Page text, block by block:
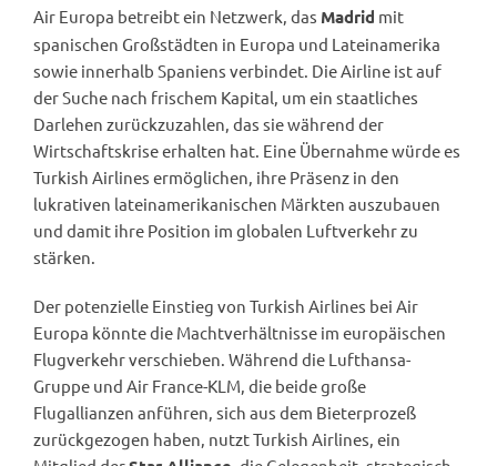
Air Europa betreibt ein Netzwerk, das Madrid mit
spanischen Großstädten in Europa und Lateinamerika
sowie innerhalb Spaniens verbindet. Die Airline ist auf
der Suche nach frischem Kapital, um ein staatliches
Darlehen zurückzuzahlen, das sie während der
Wirtschaftskrise erhalten hat. Eine Übernahme würde es
Turkish Airlines ermöglichen, ihre Präsenz in den
lukrativen lateinamerikanischen Märkten auszubauen
und damit ihre Position im globalen Luftverkehr zu
stärken.
Der potenzielle Einstieg von Turkish Airlines bei Air
Europa könnte die Machtverhältnisse im europäischen
Flugverkehr verschieben. Während die Lufthansa-
Gruppe und Air France-KLM, die beide große
Flugallianzen anführen, sich aus dem Bieterprozeß
zurückgezogen haben, nutzt Turkish Airlines, ein